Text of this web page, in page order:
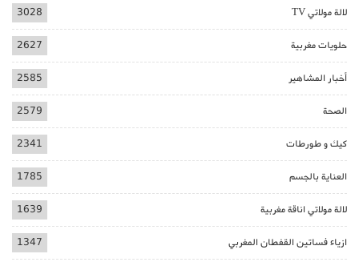
لالة مولاتي TV 3028
حلويات مغربية 2627
أخبار المشاهير 2585
الصحة 2579
كيك و طورطات 2341
العناية بالجسم 1785
لالة مولاتي اناقة مغربية 1639
ازياء فساتين القفطان المغربي 1347